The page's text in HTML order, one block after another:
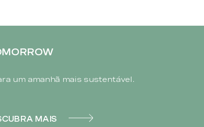
um amanhã mais sustentável.
MAIS